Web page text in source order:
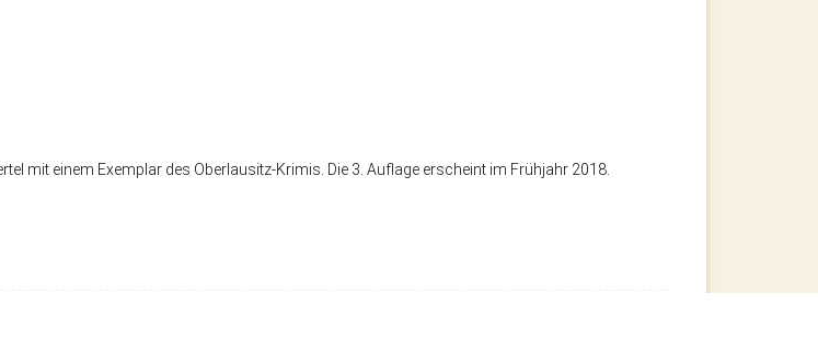
mit einem Exemplar des Oberlausitz-Krimis. Die 3. Auflage erscheint im Frühjahr 2018.